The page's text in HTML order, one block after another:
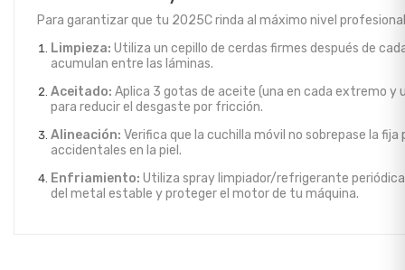
Para garantizar que tu 2025C rinda al máximo nivel
Limpieza: Utiliza un cepillo de cerdas firmes después de
acumulan entre las láminas.
Aceitado: Aplica 3 gotas de aceite (una en cada extremo y
para reducir el desgaste por fricción.
Alineación: Verifica que la cuchilla móvil no sobrepase la
accidentales en la piel.
Enfriamiento: Utiliza spray limpiador/refrigerante
del metal estable y proteger el motor de tu máquina.